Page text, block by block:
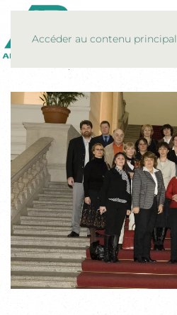
Accéder au contenu principal